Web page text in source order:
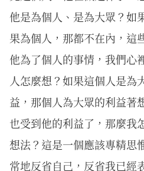
他是為個人、是為大眾？如
果為個人，那都不在內，這
他為了個人的事情，我們心
人怎麼想？如果這個人是為
益，那個人為大眾的利益著
也受到他的利益了，那麼我
想法？這是一個應該專精思
常地反省自己，反省我已經